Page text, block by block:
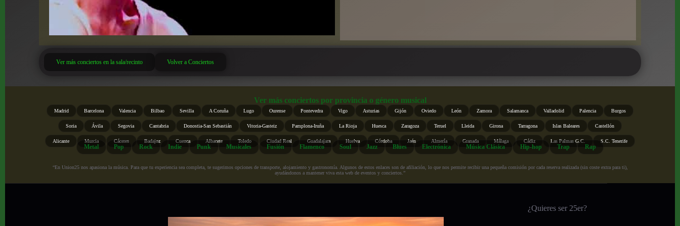
Ver más conciertos en la sala/recinto Volver a Conciertos
Ver más conciertos por provincia o género musical
Madrid Barcelona Valencia Bilbao Sevilla A Coruña Lugo Ourense Pontevedra Vigo Asturias Gijón Oviedo León Zamora Salamanca Valladolid Palencia Burgos
Soria Ávila Segovia Cantabria Donostia-San Sebastián Vitoria-Gasteiz Pamplona-Iruña La Rioja Huesca Zaragoza Teruel Lleida Girona Tarragona Islas Baleares Castellón
Alicante Murcia Cáceres Badajoz Cuenca Albacete Toledo Ciudad Real Guadalajara Huelva Córdoba Jaén Almería Granada Málaga Cádiz Las Palmas G.C. S.C. Tenerife
Metal Pop Rock Indie Punk Musicales Fusión Flamenco Soul Jazz Blues Electrónica Música Clásica Hip-hop Trap Rap
“En Union25 nos apasiona la música. Para que tu experiencia sea completa, te sugerimos opciones de transporte, alojamiento y gastronomía. Algunos de estos enlaces son de afiliación, lo que nos permite recibir una pequeña comisión por cada reserva realizada (sin coste extra para ti),
ayudándonos a mantener viva esta web de eventos y conciertos.”
¿Quieres ser 25er?